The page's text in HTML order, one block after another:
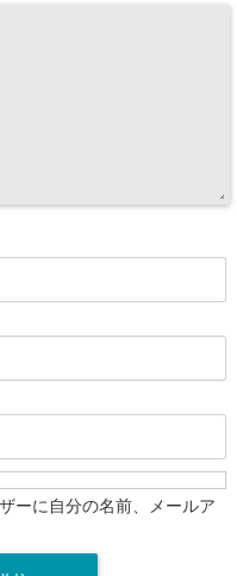
ーに自分の名前、メールア